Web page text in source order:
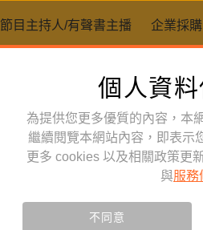
節目主持人/有聲書主播 企業採購
漫談英文詩【第
個人資
為提供您更多優質的內容，本
繼續閱覽本網站內容，即表示
更多 cookies 以及相關政策更
與服務
不同意